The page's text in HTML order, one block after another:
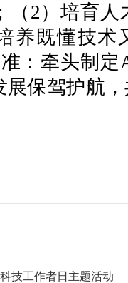
（2）培育
养既懂技术
准：牵头制
展保驾护航
技工作者日主题活动